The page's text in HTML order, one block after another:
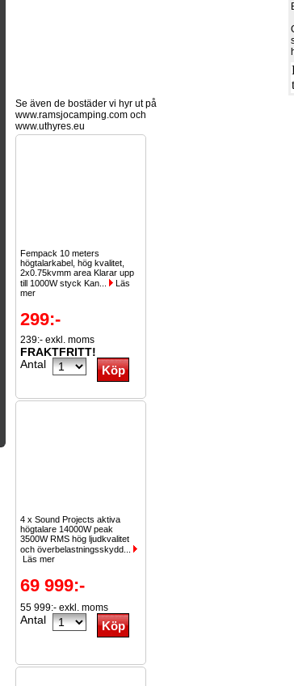
Se även de bostäder vi hyr ut på
www.ramsjocamping.com och
www.uthyres.eu
Fempack 10 meters
högtalarkabel, hög kvalitet,
2x0.75kvmm area Klarar upp
till 1000W styck Kan...
Läs
mer
299:-
239:- exkl. moms
FRAKTFRITT!
Antal
4 x Sound Projects aktiva
högtalare 14000W peak
3500W RMS hög ljudkvalitet
och överbelastningsskydd...
Läs mer
69 999:-
55 999:- exkl. moms
Antal